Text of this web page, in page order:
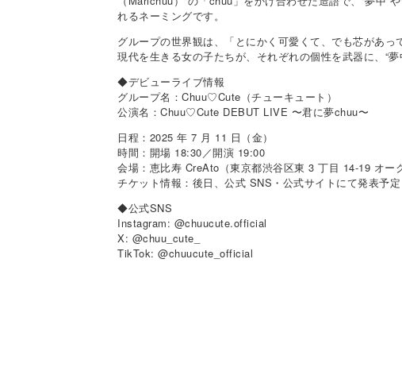
れるネーミングです。
グループの世界観は、「とにかく可愛くて、でも芯があっ
現代を生きる女の子たちが、それぞれの個性を武器に、“夢
◆デビューライブ情報
グループ名：Chuu♡Cute（チューキュート）
公演名：Chuu♡Cute DEBUT LIVE 〜君に夢chuu〜
日程：2025 年 7 月 11 日（金）
時間：開場 18:30／開演 19:00
会場：恵比寿 CreAto（東京都渋谷区東 3 丁目 14-19 オー
チケット情報：後日、公式 SNS・公式サイトにて発表予定
◆公式SNS
Instagram: @chuucute.official
X: @chuu_cute_
TikTok: @chuucute_official